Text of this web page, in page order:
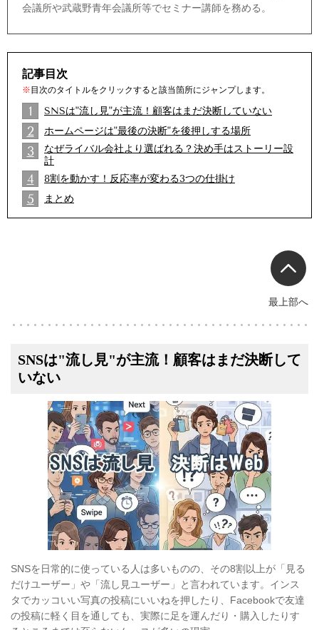
会議所や武蔵野青年会議所等でセミナー講師を務める。
記事目次
※ 目次のタイトルをクリックすると該当箇所にジャンプします。
1 SNSは"流し見"が主流！顧客はまだ決断していない
2
2
ホームページは"最後の決断"を後押しする場所
3
2
なぜライバル会社より選ばれる？決め手はストーリー設
計
4
2
8割を動かす！反応率が変わる3つの仕掛け
5
2
まとめ
最上部へ
SNSは"流し見"が主流！顧客はまだ決断して
いない
SNSを日常的に使っている人は多いものの、その8割以上が「見る
だけユーザー」や「流し見ユーザー」と言われています。インス
タでカッコいい写真の投稿にいいねを押したり、Facebookで友達
の投稿に軽く目を通しても、実際に足を運んだり・購入したりす